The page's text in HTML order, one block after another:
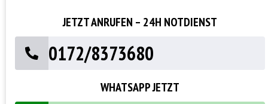
JETZT ANRUFEN – 24H NOTDIENST
0172/8373680
WHATSAPP JETZT